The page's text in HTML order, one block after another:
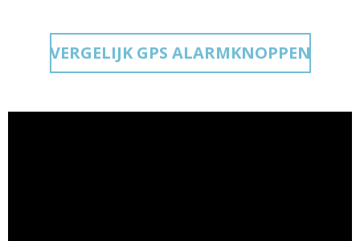
VERGELIJK GPS ALARMKNOPPEN